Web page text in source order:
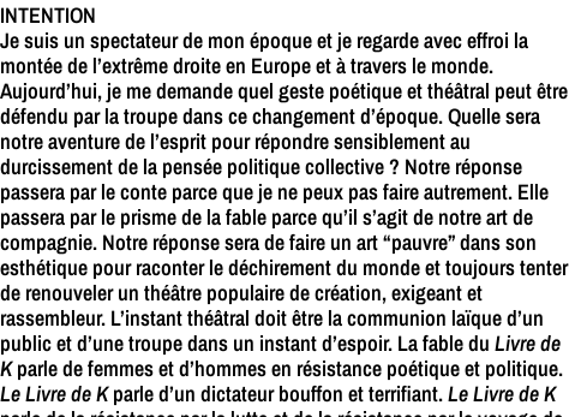
INTENTION
Je suis un spectateur de mon époque et je regarde avec effroi la
montée de l’extrême droite en Europe et à travers le monde.
Aujourd’hui, je me demande quel geste poétique et théâtral peut être
défendu par la troupe dans ce changement d’époque. Quelle sera
notre aventure de l’esprit pour répondre sensiblement au
durcissement de la pensée politique collective ? Notre réponse
passera par le conte parce que je ne peux pas faire autrement. Elle
passera par le prisme de la fable parce qu’il s’agit de notre art de
compagnie. Notre réponse sera de faire un art “pauvre” dans son
esthétique pour raconter le déchirement du monde et toujours tenter
de renouveler un théâtre populaire de création, exigeant et
rassembleur. L’instant théâtral doit être la communion laïque d’un
public et d’une troupe dans un instant d’espoir. La fable du Livre de
Kparle de femmes et d’hommes en résistance poétique et politique.
Le Livre de Kparle d’un dictateur bouffon et terrifiant.Le Livre de K